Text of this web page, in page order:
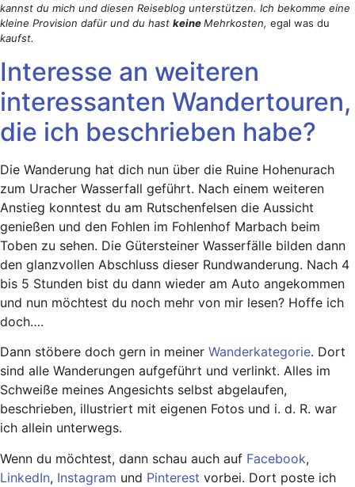
kannst du mich und diesen Reiseblog unterstützen. Ich bekomme eine
kleine Provision dafür und du hast keineMehrkosten, egal was du
kaufst.
Interesse an weiteren
interessanten Wandertouren,
die ich beschrieben habe?
Die Wanderung hat dich nun über die Ruine Hohenurach
zum Uracher Wasserfall geführt. Nach einem weiteren
Anstieg konntest du am Rutschenfelsen die Aussicht
genießen und den Fohlen im Fohlenhof Marbach beim
Toben zu sehen. Die Gütersteiner Wasserfälle bilden dann
den glanzvollen Abschluss dieser Rundwanderung. Nach 4
bis 5 Stunden bist du dann wieder am Auto angekommen
und nun möchtest du noch mehr von mir lesen? Hoffe ich
doch….
Dann stöbere doch gern in meiner Wanderkategorie. Dort
sind alle Wanderungen aufgeführt und verlinkt. Alles im
Schweiße meines Angesichts selbst abgelaufen,
beschrieben, illustriert mit eigenen Fotos und i. d. R. war
ich allein unterwegs.
Wenn du möchtest, dann schau auch auf Facebook,
LinkedIn, Instagram und Pinterest vorbei. Dort poste ich